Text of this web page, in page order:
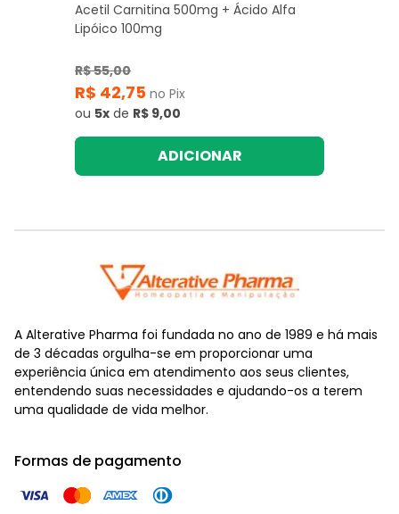
Acetil Carnitina 500mg + Ácido Alfa
Lipóico 100mg
R$ 55,00
R$ 42,75 no Pix
ou 5x de R$ 9,00
ADICIONAR
A Alterative Pharma foi fundada no ano de 1989 e há mais
de 3 décadas orgulha-se em proporcionar uma
experiência única em atendimento aos seus clientes,
entendendo suas necessidades e ajudando-os a terem
uma qualidade de vida melhor.
Formas de pagamento